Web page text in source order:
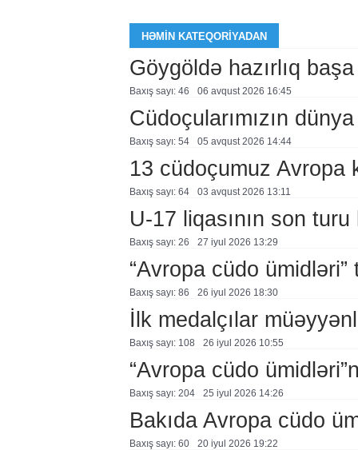
HƏMIN KATEQORIYADAN
Göygöldə hazırlıq başa
Baxış sayı: 46 06 avqust 2026 16:45
Cüdoçularımızın
Baxış sayı: 54 05 avqust 2026 14:44
13 cüdoçumuz Avropa
Baxış sayı: 64 03 avqust 2026 13:11
U-17 liqasının son
Baxış sayı: 26 27 i̇yul 2026 13:29
“Avropa cüdo ümidləri”
Baxış sayı: 86 26 i̇yul 2026 18:30
İlk medalçılar
Baxış sayı: 108 26 i̇yul 2026 10:55
“Avropa cüdo
Baxış sayı: 204 25 i̇yul 2026 14:26
Bakıda Avropa cüdo
Baxış sayı: 60 20 i̇yul 2026 19:22